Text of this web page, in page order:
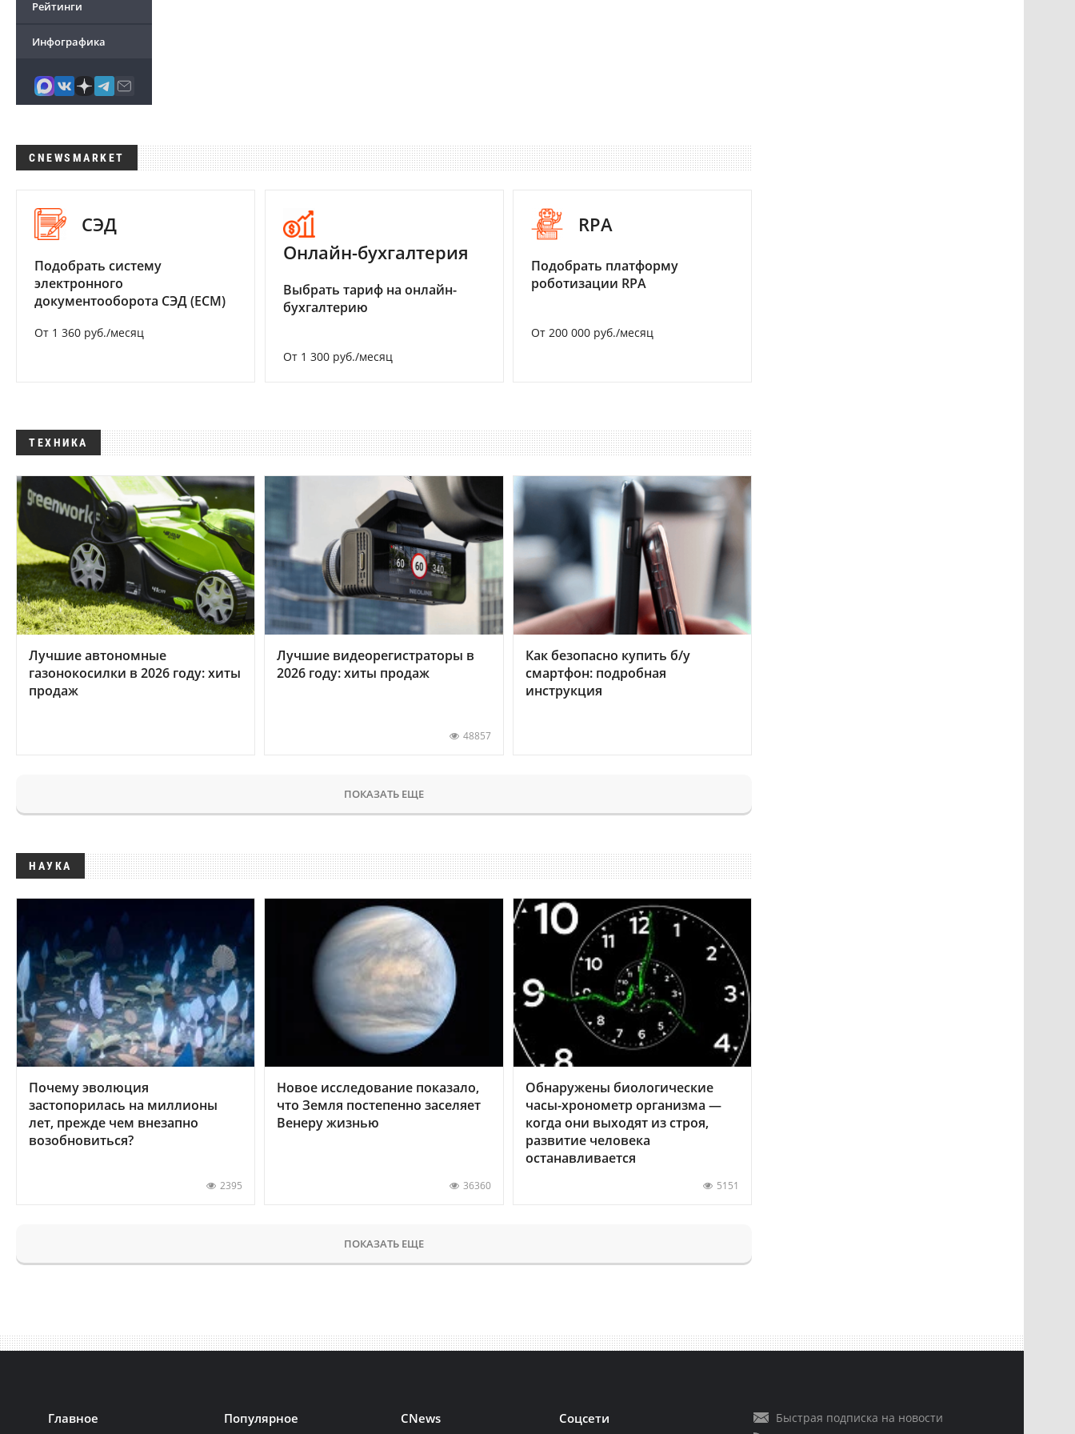
Рейтинги
Инфографика
CNEWSMARKET
СЭД
Подобрать систему
электронного
документооборота СЭД (ECM)
От 1 360 руб./месяц
Онлайн-бухгалтерия
Выбрать тариф на онлайн-
бухгалтерию
От 1 300 руб./месяц
RPA
Подобрать платформу
роботизации RPA
От 200 000 руб./месяц
ТЕХНИКА
Лучшие автономные
газонокосилки в 2026 году: хиты
продаж
Лучшие видеорегистраторы в
2026 году: хиты продаж
48857
Как безопасно купить б/у
смартфон: подробная
инструкция
ПОКАЗАТЬ ЕЩЕ
НАУКА
Почему эволюция
застопорилась на миллионы
лет, прежде чем внезапно
возобновиться?
2395
Новое исследование показало,
что Земля постепенно заселяет
Венеру жизнью
36360
Обнаружены биологические
часы-хронометр организма —
когда они выходят из строя,
развитие человека
останавливается
5151
ПОКАЗАТЬ ЕЩЕ
Главное Популярное CNews Соцсети
Быстрая подписка на новости